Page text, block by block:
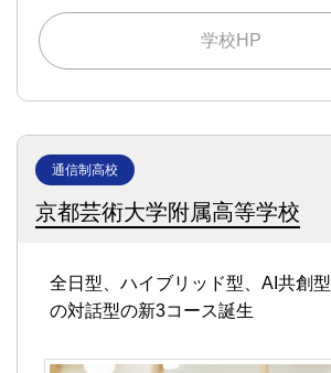
学校HP
通信制高校
京都芸術大学附属高等学校
全日型、ハイブリッド型、AI共創型
の対話型の新3コース誕生